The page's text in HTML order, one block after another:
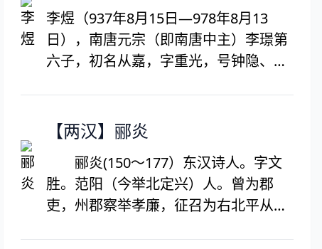
后世尊称为十二花神之水仙花花神。
李煜（937年8月15日―978年8月13
日），南唐元宗（即南唐中主）李璟第
六子，初名从嘉，字重光，号钟隐、莲
区），南唐最后一位国君。李煜精书
诣，尤以词的成就最高。李煜的词，继
承了晚唐以来温庭筠、韦庄等花间派词
人的传统，又受李璟、冯延巳等的影
【两汉】郦炎
郦炎(150～177）东汉诗人。字文
胜。范阳（今举北定兴）人。曾为郡
吏，州郡察举孝廉，征召为右北平从事